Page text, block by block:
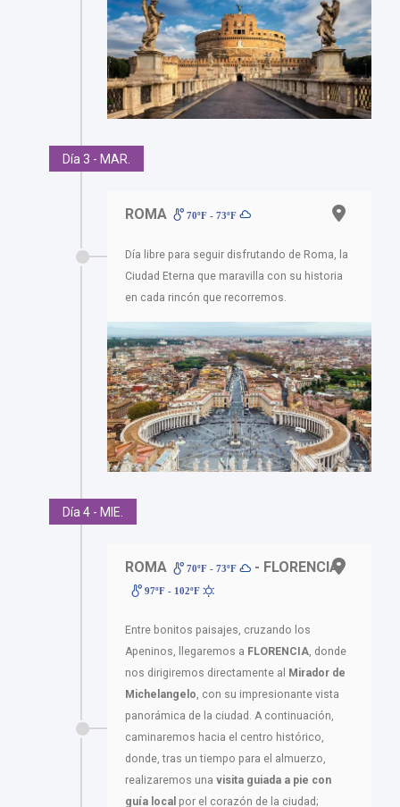
Día 3 - MAR.
ROMA 70ºF - 73ºF
Día libre para seguir disfrutando de Roma, la
Ciudad Eterna que maravilla con su historia
en cada rincón que recorremos.
Día 4 - MIE.
ROMA 70ºF - 73ºF - FLORENCIA
97ºF - 102ºF
Entre bonitos paisajes, cruzando los
Apeninos, llegaremos a FLORENCIA , donde
nos dirigiremos directamente al Mirador de
Michelangelo , con su impresionante vista
panorámica de la ciudad. A continuación,
caminaremos hacia el centro histórico,
donde, tras un tiempo para el almuerzo,
realizaremos una visita guiada a pie con
guía local por el corazón de la ciudad;